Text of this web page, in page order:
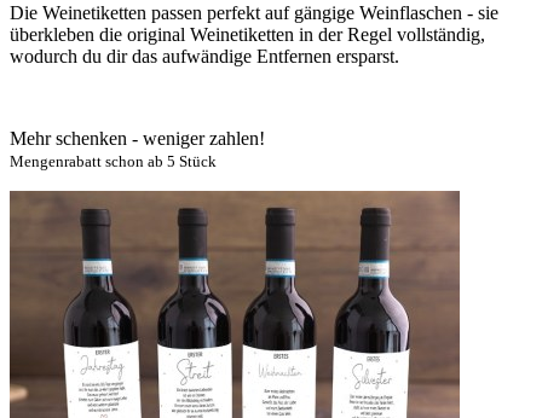
Die Weinetiketten passen perfekt auf gängige Weinflaschen - sie
überkleben die original Weinetiketten in der Regel vollständig,
wodurch du dir das aufwändige Entfernen ersparst.
Mehr schenken - weniger zahlen!
Mengenrabatt schon ab 5 Stück